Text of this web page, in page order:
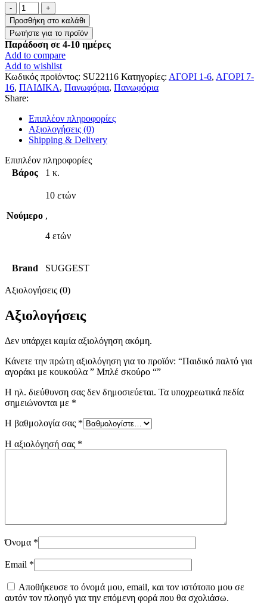
Παιδικό
παλτό
για
αγοράκι
με
κουκούλα
"
Μπλέ
σκούρο
"
ποσότητα
Προσθήκη στο καλάθι
Παράδοση σε 4-10 ημέρες
Add to compare
Add to wishlist
Κωδικός προϊόντος: SU22116 Κατηγορίες: ΑΓΟΡΙ 1-6, ΑΓΟΡΙ 7-
16, ΠΑΙΔΙΚΑ, Πανωφόρια, Πανωφόρια
Share:
Επιπλέον πληροφορίες
Αξιολογήσεις (0)
Shipping & Delivery
Επιπλέον πληροφορίες
Βάρος
1 κ.
Νούμερο
10 ετών
,
4 ετών
Brand SUGGEST
Αξιολογήσεις (0)
Αξιολογήσεις
Δεν υπάρχει καμία αξιολόγηση ακόμη.
Κάνετε την πρώτη αξιολόγηση για το προϊόν: “Παιδικό παλτό για
αγοράκι με κουκούλα ” Μπλέ σκούρο “”
Η ηλ. διεύθυνση σας δεν δημοσιεύεται. Τα υποχρεωτικά πεδία
σημειώνονται με *
Η βαθμολογία σας *
Η αξιολόγησή σας *
Όνομα *
Email *
Αποθήκευσε το όνομά μου, email, και τον ιστότοπο μου σε
αυτόν τον πλοηγό για την επόμενη φορά που θα σχολιάσω.